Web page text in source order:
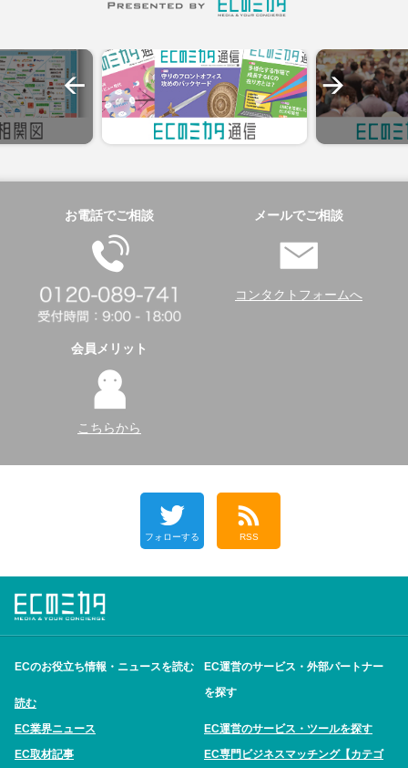
お電話でご相談 メールでご相談
コンタクトフォームへ
会員メリット
こちらから
フォローする RSS
ECのお役立ち情報・ニュースを読む
読む
EC業界ニュース
EC取材記事
EC運営のサービス・外部パートナー
を探す
EC運営のサービス・ツールを探す
EC専門ビジネスマッチング【カテゴ